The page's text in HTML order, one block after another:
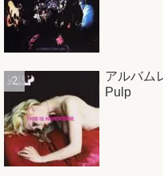
アルバム
Pulp